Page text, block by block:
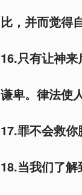
比，并而觉得
16.只有让神
谦卑。律法使
17.罪不会救
18.当我们了